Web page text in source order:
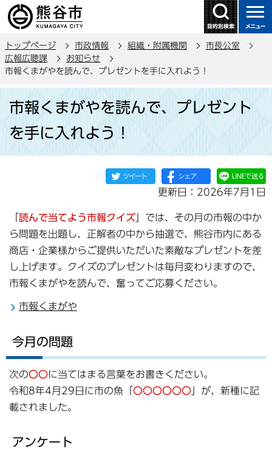
の
ー
ジ
トップページ 市政情報 組織・附属機関
市長公室
広報広聴課
お知らせ
市報くまがやを読んで、プレゼントを手に入れよう！
か
市報くまがやを読んで、プレゼント
を手に入れよう！
更新日：2026年7月1日
読んで当てよう市報クイズ 」では、その月の市報の中か
ら問題を出題し、正解者の中から抽選で、熊谷市内にある
商店・企業様からご提供いただいた素敵なプレゼントを差
し上げます。クイズのプレゼントは毎月変わりますので、
市報くまがやを読んで、奮ってご応募ください。
市報くまがや
今月の問題
次の〇〇に当てはまる言葉をお書きください。
令和8年4月29日に市の魚「〇〇〇〇〇〇 」が、新種に記
載されました。
アンケート